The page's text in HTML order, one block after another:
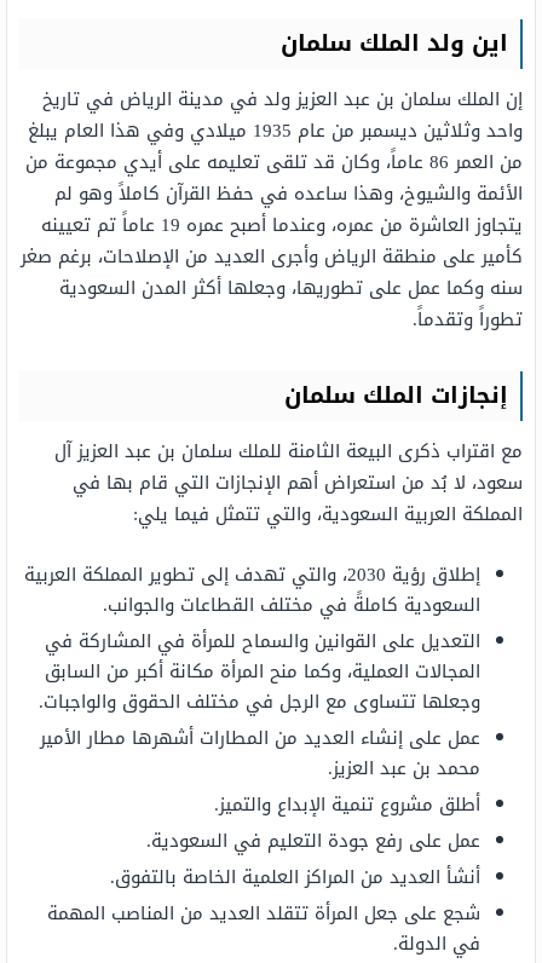
اين ولد الملك سلمان
إن الملك سلمان بن عبد العزيز ولد في مدينة الرياض في تاريخ
واحد وثلاثين ديسمبر من عام 1935 ميلادي وفي هذا العام يبلغ
من العمر 86 عاماً، وكان قد تلقى تعليمه على أيدي مجموعة من
الأئمة والشيوخ، وهذا ساعده في حفظ القرآن كاملاً وهو لم
يتجاوز العاشرة من عمره، وعندما أصبح عمره 19 عاماً تم تعيينه
كأمير على منطقة الرياض وأجرى العديد من الإصلاحات، برغم صغر
سنه وكما عمل على تطوريها، وجعلها أكثر المدن السعودية
تطوراً وتقدماً.
إنجازات الملك سلمان
مع اقتراب ذكرى البيعة الثامنة للملك سلمان بن عبد العزيز آل
سعود، لا بُد من استعراض أهم الإنجازات التي قام بها في
المملكة العربية السعودية، والتي تتمثل فيما يلي:
إطلاق رؤية 2030، والتي تهدف إلى تطوير المملكة العربية
السعودية كاملةً في مختلف القطاعات والجوانب.
التعديل على القوانين والسماح للمرأة في المشاركة في
المجالات العملية، وكما منح المرأة مكانة أكبر من السابق
وجعلها تتساوى مع الرجل في مختلف الحقوق والواجبات.
عمل على إنشاء العديد من المطارات أشهرها مطار الأمير
محمد بن عبد العزيز.
أطلق مشروع تنمية الإبداع والتميز.
عمل على رفع جودة التعليم في السعودية.
أنشأ العديد من المراكز العلمية الخاصة بالتفوق.
شجع على جعل المرأة تتقلد العديد من المناصب المهمة
في الدولة.